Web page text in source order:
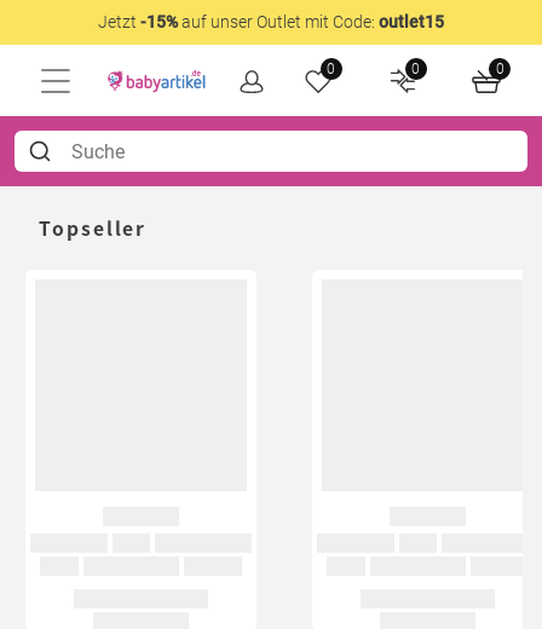
Jetzt -15%auf unser Outlet mit Code: outlet15
0 0 0
Topseller